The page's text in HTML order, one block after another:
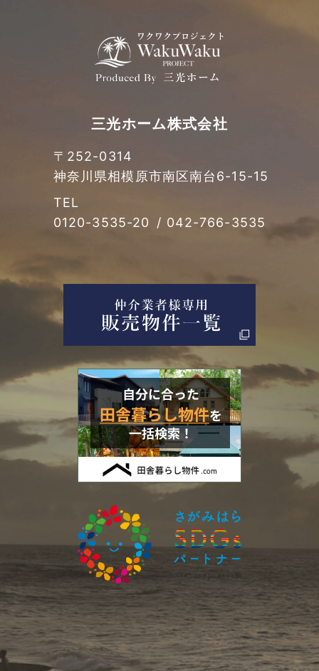
三光ホーム株式会社
〒252-0314
神奈川県相模原市南区南台6-15-15
TEL
0120-3535-20
/ 042-766-3535